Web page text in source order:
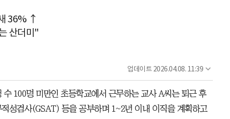
36% ↑
산더미"
업데이트 2026.04.08. 11:39
수 100명 미만인 초등학교에서 근무하는 교사 A씨는 퇴근 후
성검사(GSAT) 등을 공부하며 1~2년 이내 이직을 계획하고